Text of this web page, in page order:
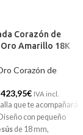
Corazón de
Oro Amarillo 18K
Corazón de
423,95€ IVA incl.
que te acompañará
con pequeño
de 18 mm,